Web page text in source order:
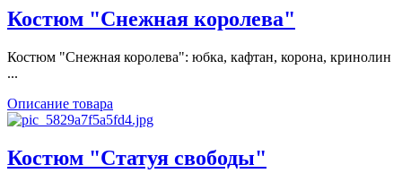
Костюм "Снежная королева"
Костюм "Снежная королева": юбка, кафтан, корона, кринолин
...
Описание товара
Костюм "Статуя свободы"